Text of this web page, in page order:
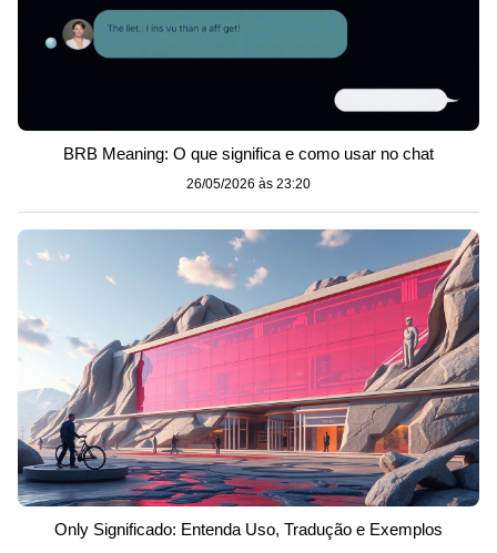
BRB Meaning: O que significa e como usar no chat
26/05/2026 às 23:20
Only Significado: Entenda Uso, Tradução e Exemplos